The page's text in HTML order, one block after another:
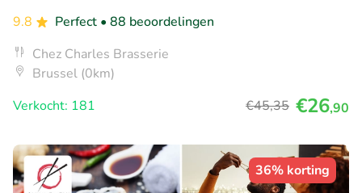
9.8
Perfect • 88 beoordelingen
Chez Charles Brasserie
Brussel (0km)
Verkocht: 181
€45,35 €26,90
36% korting